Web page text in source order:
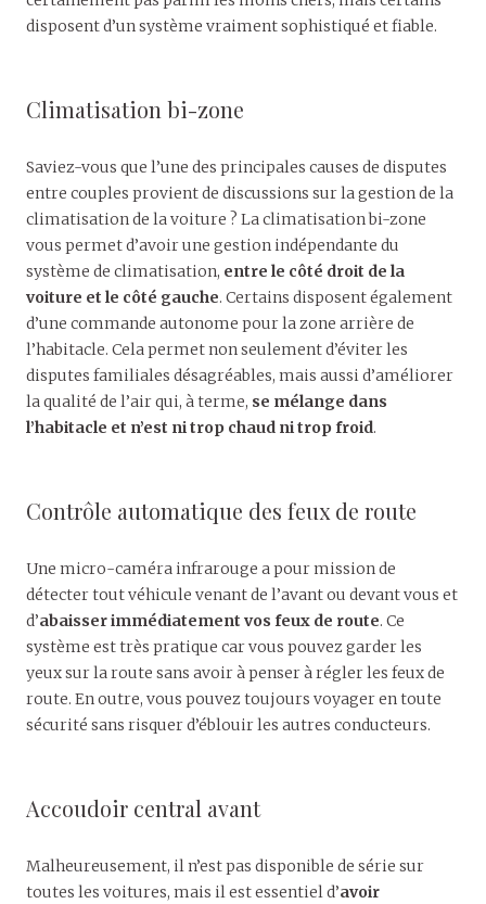
disposent d’un système vraiment sophistiqué et fiable.
Climatisation bi-zone
Saviez-vous que l’une des principales causes de disputes
entre couples provient de discussions sur la gestion de la
climatisation de la voiture ? La climatisation bi-zone
vous permet d’avoir une gestion indépendante du
système de climatisation, entre le côté droit de la
voiture et le côté gauche. Certains disposent également
d’une commande autonome pour la zone arrière de
l’habitacle. Cela permet non seulement d’éviter les
disputes familiales désagréables, mais aussi d’améliorer
la qualité de l’air qui, à terme, se mélange dans
l’habitacle et n’est ni trop chaud ni trop froid.
Contrôle automatique des feux de route
Une micro-caméra infrarouge a pour mission de
détecter tout véhicule venant de l’avant ou devant vous et
d’abaisser immédiatement vos feux de route. Ce
système est très pratique car vous pouvez garder les
yeux sur la route sans avoir à penser à régler les feux de
route. En outre, vous pouvez toujours voyager en toute
sécurité sans risquer d’éblouir les autres conducteurs.
Accoudoir central avant
Malheureusement, il n’est pas disponible de série sur
toutes les voitures, mais il est essentiel d’avoir